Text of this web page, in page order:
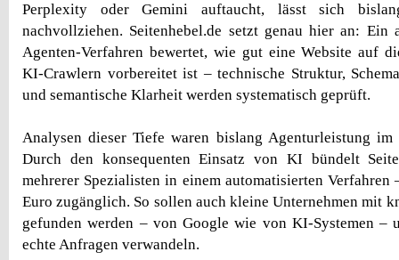
Perplexity oder Gemini auftaucht, lässt sich
nachvollziehen. Seitenhebel.de setzt genau hier an: Ein
Agenten-Verfahren bewertet, wie gut eine Website auf
KI-Crawlern vorbereitet ist – technische Struktur,
und semantische Klarheit werden systematisch geprüft.
Analysen dieser Tiefe waren bislang Agenturleistung
Durch den konsequenten Einsatz von KI bündelt
mehrerer Spezialisten in einem automatisierten Verfahren
Euro zugänglich. So sollen auch kleine Unternehmen mit
gefunden werden – von Google wie von KI-Systemen –
echte Anfragen verwandeln.